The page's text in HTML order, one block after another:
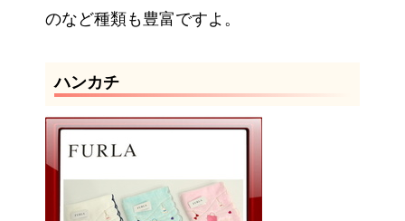
のなど種類も豊富ですよ。
ハンカチ